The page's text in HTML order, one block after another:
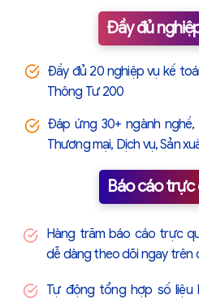
Báo cáo trực
Đầy đủ
Đầy đủ 20 nghiệp vụ kế
Thông Tư 200
Đáp ứng 30+ ngành
Thương mại, Dịch vụ, Sản
Hàng trăm báo cáo trực
dễ dàng theo dõi ngay trên
Tự động tổng hợp số liệu